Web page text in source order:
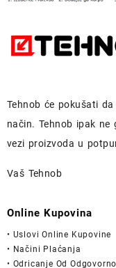
Tehnob će pokušati
način. Tehnob ipak ne
vezi proizvoda u
Vaš Tehnob
Online Kupovina
• Uslovi Online Kupovine
• Načini Plaćanja
• Odricanje Od